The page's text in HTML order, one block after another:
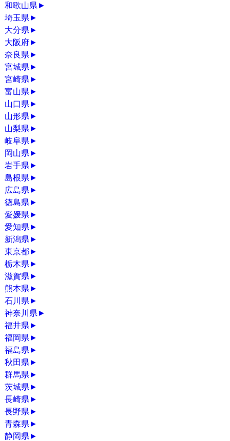
和歌山県 ►
埼玉県 ►
大分県 ►
大阪府►
奈良県 ►
宮城県 ►
宮崎県 ►
富山県 ►
山口県 ►
山形県 ►
山梨県 ►
岐阜県 ►
岡山県 ►
岩手県 ►
島根県 ►
広島県 ►
徳島県 ►
愛媛県 ►
愛知県 ►
新潟県 ►
東京都►
栃木県 ►
滋賀県 ►
熊本県 ►
石川県 ►
神奈川県 ►
福井県 ►
福岡県 ►
福島県 ►
秋田県 ►
群馬県 ►
茨城県 ►
長崎県 ►
長野県 ►
青森県 ►
静岡県 ►